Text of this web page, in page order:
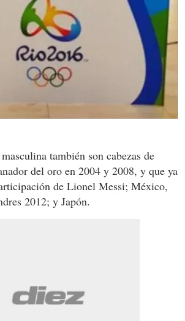
también son cabezas de
del oro en 2004 y 2008, y que ya
de Lionel Messi; México,
2012; y Japón.